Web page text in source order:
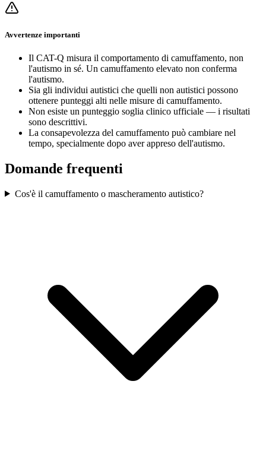
Avvertenze importanti
Il CAT-Q misura il comportamento di camuffamento, non
l'autismo in sé. Un camuffamento elevato non conferma
l'autismo.
Sia gli individui autistici che quelli non autistici possono
ottenere punteggi alti nelle misure di camuffamento.
Non esiste un punteggio soglia clinico ufficiale — i risultati
sono descrittivi.
La consapevolezza del camuffamento può cambiare nel
tempo, specialmente dopo aver appreso dell'autismo.
Domande frequenti
Cos'è il camuffamento o mascheramento autistico?